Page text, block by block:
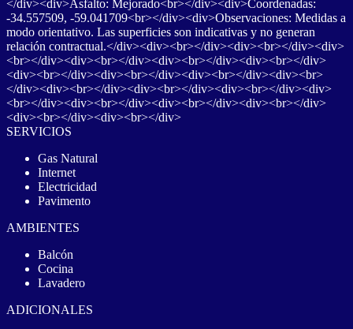
</div><div>Asfalto: Mejorado<br></div><div>Coordenadas:
-34.557509, -59.041709<br></div><div>Observaciones: Medidas a
modo orientativo. Las superficies son indicativas y no generan
relación contractual.</div><div><br></div><div><br></div><div>
<br></div><div><br></div><div><br></div><div><br></div>
<div><br></div><div><br></div><div><br></div><div><br>
</div><div><br></div><div><br></div><div><br></div><div>
<br></div><div><br></div><div><br></div><div><br></div>
<div><br></div><div><br></div>
SERVICIOS
Gas Natural
Internet
Electricidad
Pavimento
AMBIENTES
Balcón
Cocina
Lavadero
ADICIONALES